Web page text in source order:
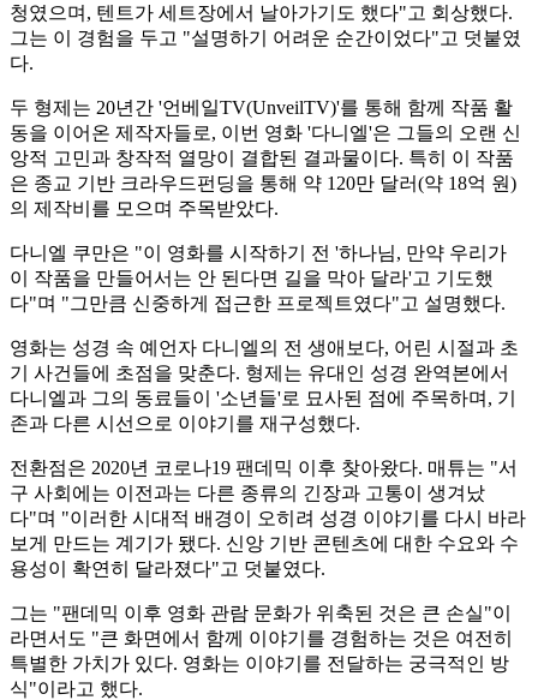
청였으며, 텐트가 세트장에서 날아가기도 했다"고 회상했다.
그는 이 경험을 두고 "설명하기 어려운 순간이었다"고 덧붙였
다.
두 형제는 20년간 '언베일TV(UnveilTV)'를 통해 함께 작품 활
동을 이어온 제작자들로, 이번 영화 '다니엘'은 그들의 오랜 신
앙적 고민과 창작적 열망이 결합된 결과물이다. 특히 이 작품
은 종교 기반 크라우드펀딩을 통해 약 120만 달러(약 18억 원)
의 제작비를 모으며 주목받았다.
다니엘 쿠만은 "이 영화를 시작하기 전 '하나님, 만약 우리가
이 작품을 만들어서는 안 된다면 길을 막아 달라'고 기도했
다"며 "그만큼 신중하게 접근한 프로젝트였다"고 설명했다.
영화는 성경 속 예언자 다니엘의 전 생애보다, 어린 시절과 초
기 사건들에 초점을 맞춘다. 형제는 유대인 성경 완역본에서
다니엘과 그의 동료들이 '소년들'로 묘사된 점에 주목하며, 기
존과 다른 시선으로 이야기를 재구성했다.
전환점은 2020년 코로나19 팬데믹 이후 찾아왔다. 매튜는 "서
구 사회에는 이전과는 다른 종류의 긴장과 고통이 생겨났
다"며 "이러한 시대적 배경이 오히려 성경 이야기를 다시 바라
보게 만드는 계기가 됐다. 신앙 기반 콘텐츠에 대한 수요와 수
용성이 확연히 달라졌다"고 덧붙였다.
그는 "팬데믹 이후 영화 관람 문화가 위축된 것은 큰 손실"이
라면서도 "큰 화면에서 함께 이야기를 경험하는 것은 여전히
특별한 가치가 있다. 영화는 이야기를 전달하는 궁극적인 방
식"이라고 했다.